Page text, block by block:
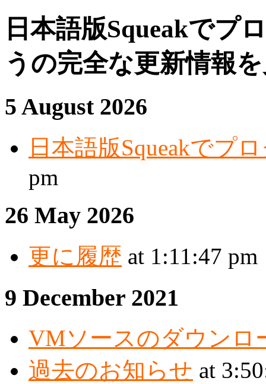
日本語版Squeakでプ
うの完全な更新情報
5 August 2026
日本語版Squeakでプ
pm
26 May 2026
更に履歴 at 1:11:47 pm
9 December 2021
VMソースのダウンロ
過去のお知らせ at